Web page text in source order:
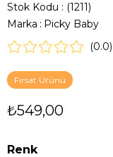
Stok Kodu
(1211)
Marka : Picky Baby
0.0
Fırsat Ürünü
₺549,00
Renk